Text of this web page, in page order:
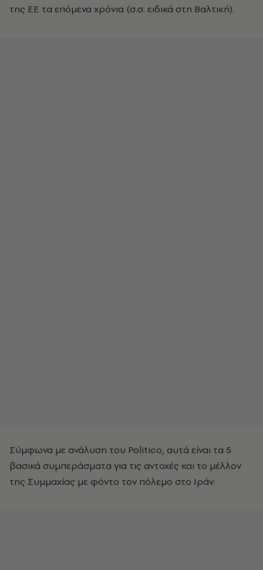
της ΕΕ τα επόμενα χρόνια (σ.σ. ειδικά στη Βαλτική).
Σύμφωνα με ανάλυση του Politico, αυτά είναι τα 5
βασικά συμπεράσματα για τις αντοχές και το μέλλον
της Συμμαχίας με φόντο τον πόλεμο στο Ιράν: